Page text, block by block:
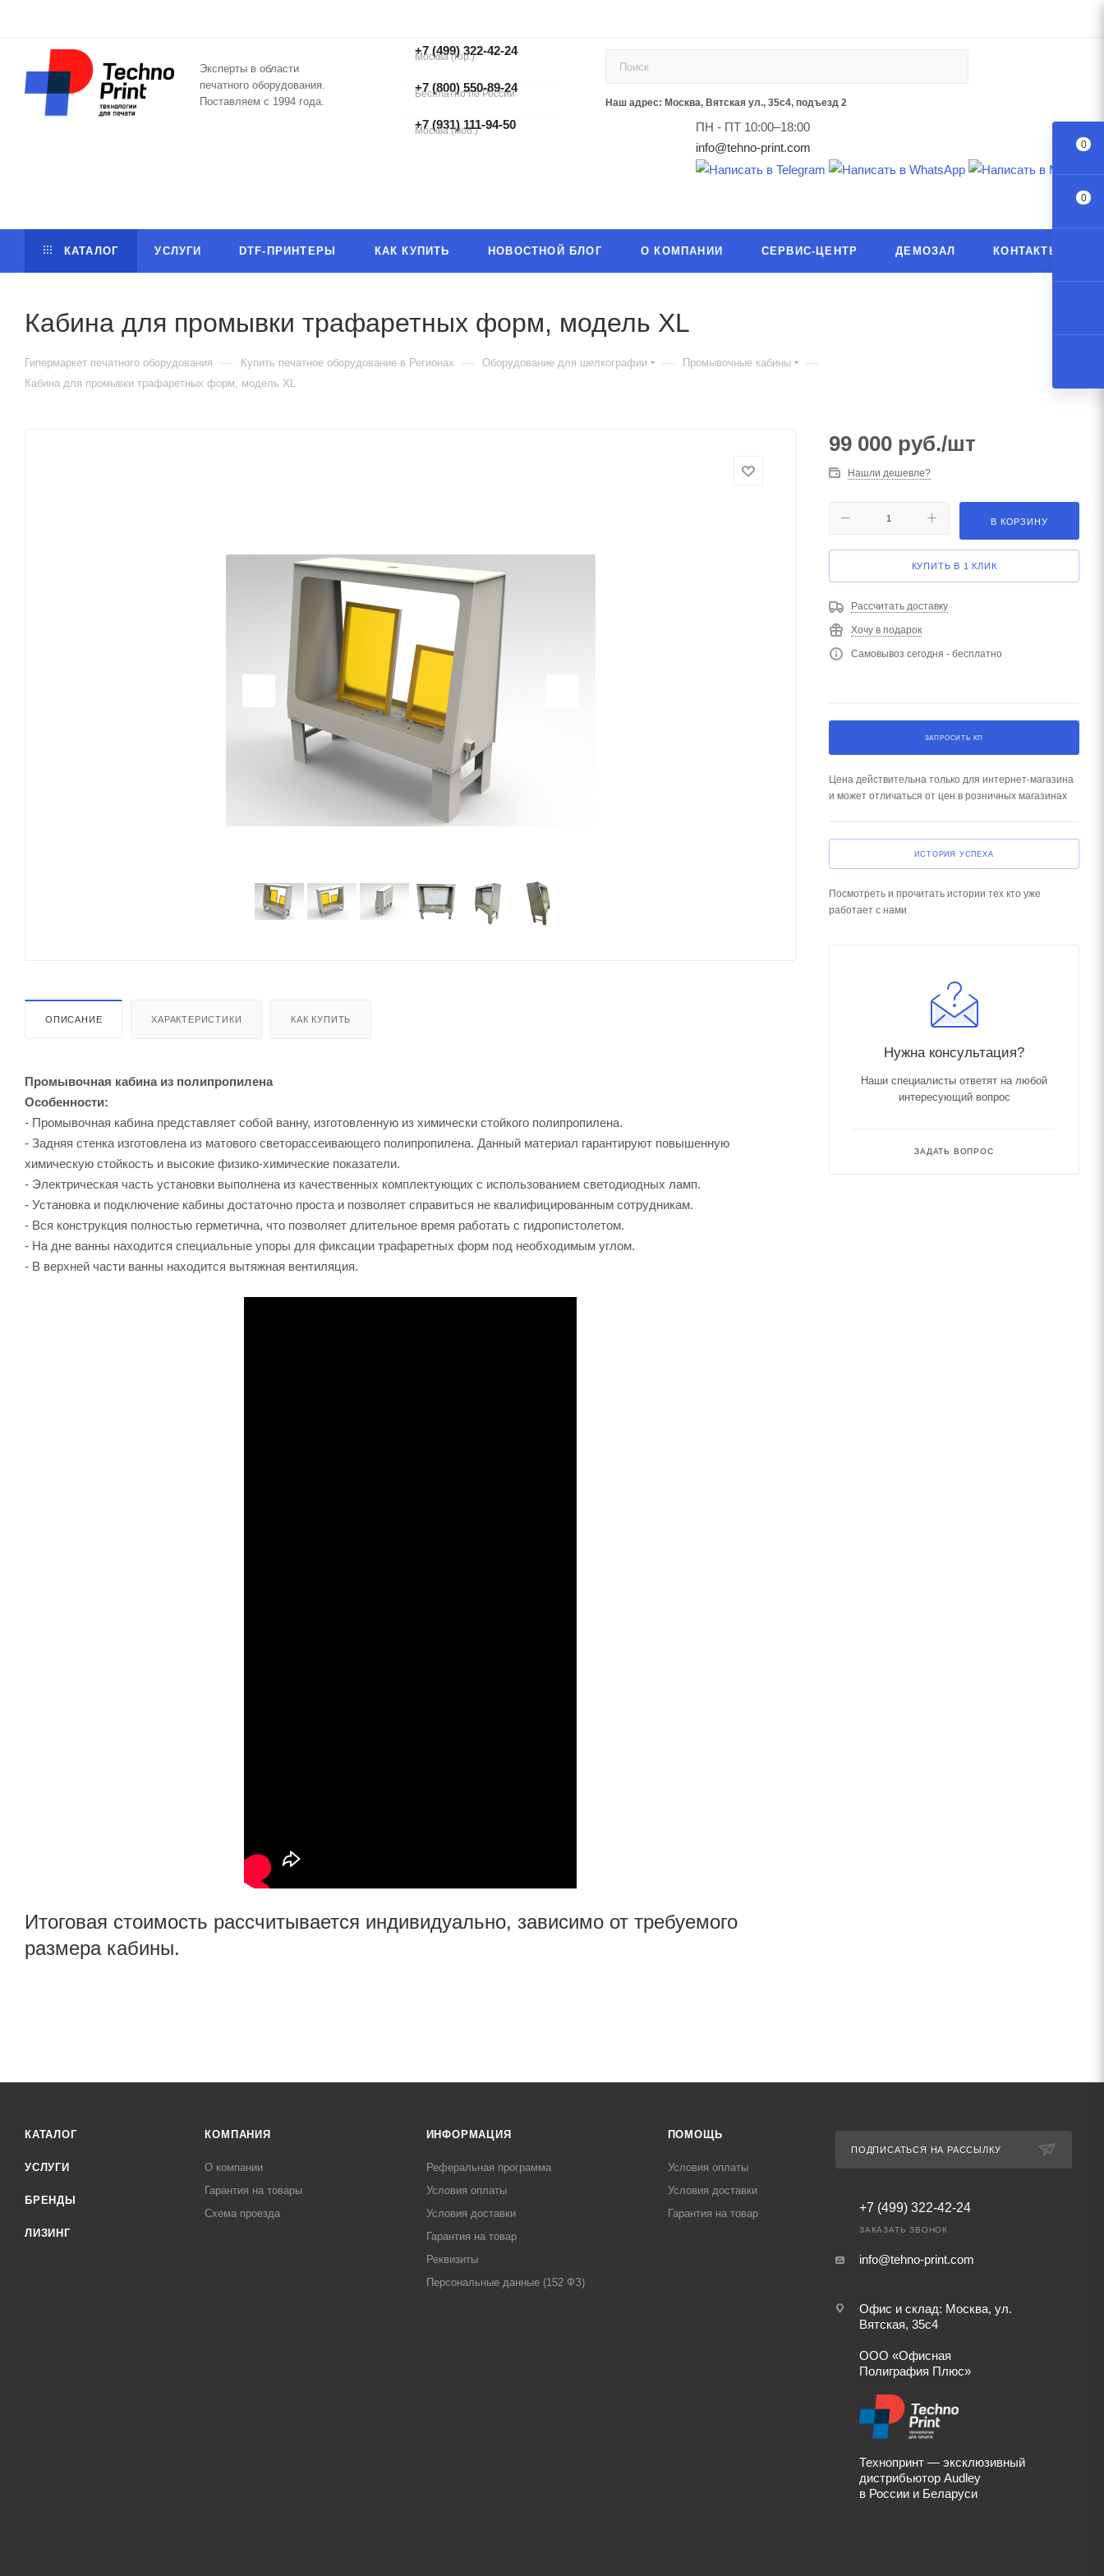
Эксперты в области
печатного оборудования.
Поставляем с 1994 года.
+7 (499) 322-42-24
Москва (гор.)
+7 (800) 550-89-24
Бесплатно по России
+7 (931) 111-94-50
Москва (моб.)
ЗАКАЗАТЬ ЗВОНОК
Наш адрес: Москва, Вятская ул., 35с4, подъезд 2
ПН - ПТ 10:00–18:00
info@tehno-print.com
КАТАЛОГ УСЛУГИ DTF-ПРИНТЕРЫ КАК КУПИТЬ НОВОСТНОЙ БЛОГ О КОМПАНИИ СЕРВИС-ЦЕНТР ДЕМОЗАЛ КОНТАКТЫ
Кабина для промывки трафаретных форм, модель XL
Гипермаркет печатного оборудования — Купить печатное оборудование в Регионах — Оборудование для шелкографии — Промывочные кабины —
Кабина для промывки трафаретных форм, модель XL
ОПИСАНИЕ ХАРАКТЕРИСТИКИ КАК КУПИТЬ
Промывочная кабина из полипропилена
Особенности:
- Промывочная кабина представляет собой ванну, изготовленную из химически стойкого полипропилена.
- Задняя стенка изготовлена из матового светорассеивающего полипропилена. Данный материал гарантируют повышенную
химическую стойкость и высокие физико-химические показатели.
- Электрическая часть установки выполнена из качественных комплектующих с использованием светодиодных ламп.
- Установка и подключение кабины достаточно проста и позволяет справиться не квалифицированным сотрудникам.
- Вся конструкция полностью герметична, что позволяет длительное время работать с гидропистолетом.
- На дне ванны находится специальные упоры для фиксации трафаретных форм под необходимым углом.
- В верхней части ванны находится вытяжная вентиляция.
Итоговая стоимость рассчитывается индивидуально, зависимо от требуемого
размера кабины.
99 000 руб./шт
Нашли дешевле?
В КОРЗИНУ
КУПИТЬ В 1 КЛИК
Рассчитать доставку
Хочу в подарок
Самовывоз сегодня - бесплатно
ЗАПРОСИТЬ КП
Цена действительна только для интернет-магазина
и может отличаться от цен в розничных магазинах
ИСТОРИЯ УСПЕХА
Посмотреть и прочитать истории тех кто уже
работает с нами
Нужна консультация?
Наши специалисты ответят на любой
интересующий вопрос
ЗАДАТЬ ВОПРОС
КАТАЛОГ
УСЛУГИ
БРЕНДЫ
ЛИЗИНГ
КОМПАНИЯ
О компании
Гарантия на товары
Схема проезда
ИНФОРМАЦИЯ
Реферальная программа
Условия оплаты
Условия доставки
Гарантия на товар
Реквизиты
Персональные данные (152 ФЗ)
ПОМОЩЬ
Условия оплаты
Условия доставки
Гарантия на товар
ПОДПИСАТЬСЯ НА РАССЫЛКУ
+7 (499) 322-42-24
ЗАКАЗАТЬ ЗВОНОК
info@tehno-print.com
Офис и склад: Москва, ул.
Вятская, 35с4
ООО «Офисная
Полиграфия Плюс»
Технопринт — эксклюзивный
дистрибьютор Audley
в России и Беларуси
0
0